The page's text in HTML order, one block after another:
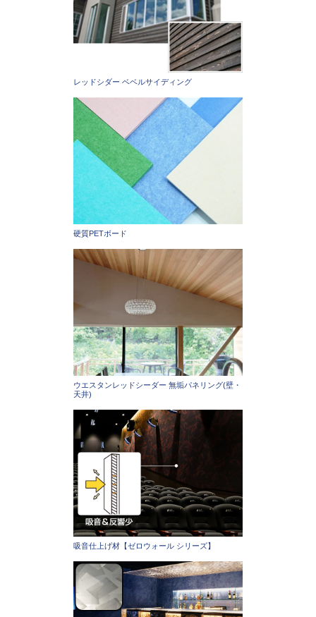
レッドシダー ベベルサイディング
硬質PETボード
ウエスタンレッドシーダー 無垢パネリング(壁・
天井)
吸音仕上げ材【ゼロウォール シリーズ】